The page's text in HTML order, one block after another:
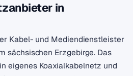
in
Kabel- und Mediendienstleister
sächsischen Erzgebirge. Das
eigenes Koaxialkabelnetz und